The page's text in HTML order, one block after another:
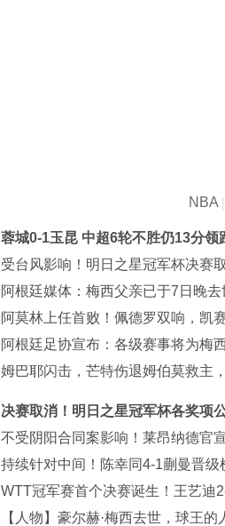
NBA |
蓉城0-1玉昆 中超6轮不胜仍13分领
受台风影响！明日之星冠军杯决赛
纳并列冠军
阿根廷媒体：梅西父亲已于7日晚
阿莫林上任首败！佩德罗双响，凯
大胜AC米兰
阿根廷足协宣布：各级赛事将为梅
巴萨官方哀悼
姆巴耶闪击，芒特伤退姆伯莫救主
决赛取消！明日之星冠军杯各奖项
赵松源夺MVP
不受阴阳合同案影响！莱昂纳德官
成都等地
持续针对中间！陈幸同4-1蒯曼晋级
张本美和
WTT冠军赛首个决赛诞生！王艺迪
包揽冠亚军
【人物】豪尔赫·梅西去世，球王的